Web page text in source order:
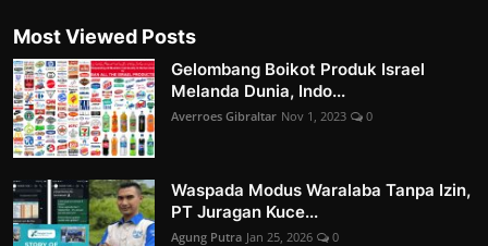
Most Viewed Posts
Gelombang Boikot Produk Israel
Melanda Dunia, Indo...
Averroes Gibraltar Nov 1, 2023 0
Waspada Modus Waralaba Tanpa Izin,
PT Juragan Kuce...
Agung Putra Jan 25, 2026 0